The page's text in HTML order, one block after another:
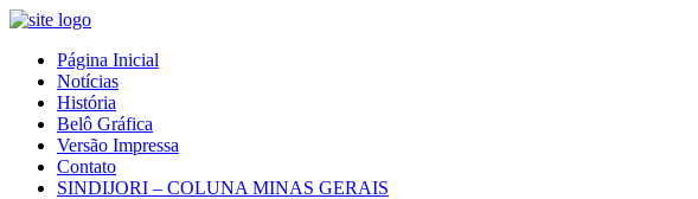
Página Inicial
Notícias
História
Belô Gráfica
Versão Impressa
Contato
SINDIJORI – COLUNA MINAS GERAIS